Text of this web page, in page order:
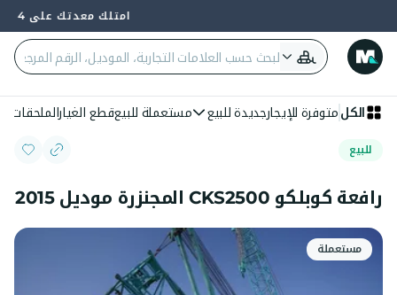
امتلك معدتك على 4 دفعات — 0% فائدة وبدون بنك
الكل متوفرة للإيجارجديدة للبيع مستعملة للبيعقطع الغيارالملحقات
للبيع
رافعة كوبلكو CKS2500 المجنزرة موديل 2015
مستعملة